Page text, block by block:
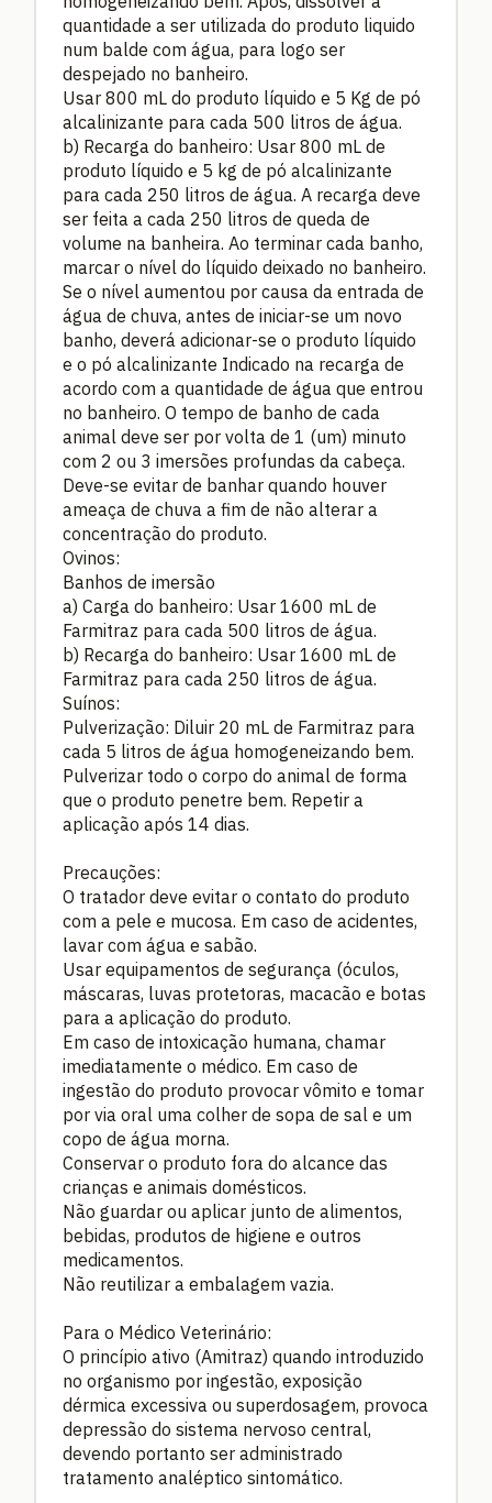
quantidade a ser utilizada do produto liquido
num balde com água, para logo ser
despejado no banheiro.
Usar 800 mL do produto líquido e 5 Kg de pó
alcalinizante para cada 500 litros de água.
b) Recarga do banheiro: Usar 800 mL de
produto líquido e 5 kg de pó alcalinizante
para cada 250 litros de água. A recarga deve
ser feita a cada 250 litros de queda de
volume na banheira. Ao terminar cada banho,
marcar o nível do líquido deixado no banheiro.
Se o nível aumentou por causa da entrada de
água de chuva, antes de iniciar-se um novo
banho, deverá adicionar-se o produto líquido
e o pó alcalinizante Indicado na recarga de
acordo com a quantidade de água que entrou
no banheiro. O tempo de banho de cada
animal deve ser por volta de 1 (um) minuto
com 2 ou 3 imersões profundas da cabeça.
Deve-se evitar de banhar quando houver
ameaça de chuva a fim de não alterar a
concentração do produto.
Ovinos:
Banhos de imersão
a) Carga do banheiro: Usar 1600 mL de
Farmitraz para cada 500 litros de água.
b) Recarga do banheiro: Usar 1600 mL de
Farmitraz para cada 250 litros de água.
Suínos:
Pulverização: Diluir 20 mL de Farmitraz para
cada 5 litros de água homogeneizando bem.
Pulverizar todo o corpo do animal de forma
que o produto penetre bem. Repetir a
aplicação após 14 dias.
Precauções:
O tratador deve evitar o contato do produto
com a pele e mucosa. Em caso de acidentes,
lavar com água e sabão.
Usar equipamentos de segurança (óculos,
máscaras, luvas protetoras, macacão e botas
para a aplicação do produto.
Em caso de intoxicação humana, chamar
imediatamente o médico. Em caso de
ingestão do produto provocar vômito e tomar
por via oral uma colher de sopa de sal e um
copo de água morna.
Conservar o produto fora do alcance das
crianças e animais domésticos.
Não guardar ou aplicar junto de alimentos,
bebidas, produtos de higiene e outros
medicamentos.
Não reutilizar a embalagem vazia.
Para o Médico Veterinário:
O princípio ativo (Amitraz) quando introduzido
no organismo por ingestão, exposição
dérmica excessiva ou superdosagem, provoca
depressão do sistema nervoso central,
devendo portanto ser administrado
tratamento analéptico sintomático.